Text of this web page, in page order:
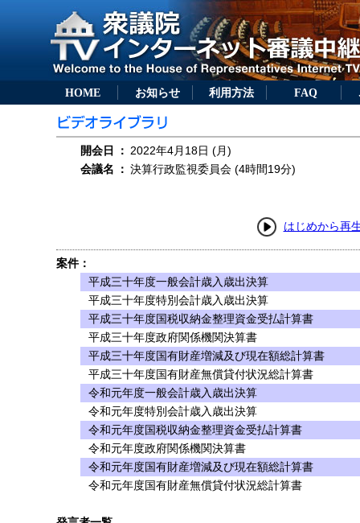
HOME お知らせ 利用方法 FAQ
開会日 ： 2022年4月18日 (月)
会議名
： 決算行政監視委員会 (4時間19分)
はじめから再
案件：
平成三十年度一般会計歳入歳出決算
平成三十年度特別会計歳入歳出決算
平成三十年度国税収納金整理資金受払計算書
平成三十年度政府関係機関決算書
平成三十年度国有財産増減及び現在額総計算書
平成三十年度国有財産無償貸付状況総計算書
令和元年度一般会計歳入歳出決算
令和元年度特別会計歳入歳出決算
令和元年度国税収納金整理資金受払計算書
令和元年度政府関係機関決算書
令和元年度国有財産増減及び現在額総計算書
令和元年度国有財産無償貸付状況総計算書